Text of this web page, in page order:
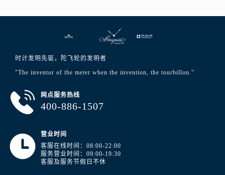
时计发明先驱，陀飞轮的发明者
"The inventor of the meter when the invention, the tourbillon.”
网点服务热线
400-886-1507
营业时间
客服在线时间：08:00-22:00
服务营业时间：09:00-19:30
客服及服务节假日不休